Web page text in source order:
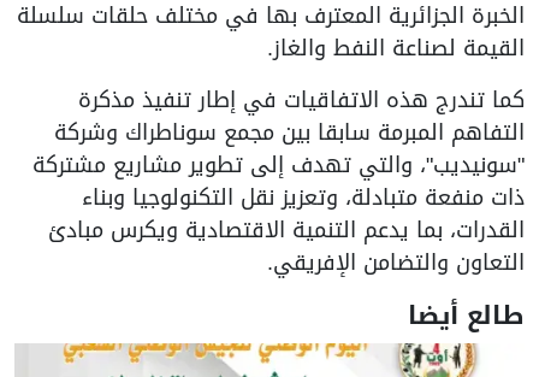
الخبرة الجزائرية المعترف بها في مختلف حلقات سلسلة
القيمة لصناعة النفط والغاز.
كما تندرج هذه الاتفاقيات في إطار تنفيذ مذكرة
التفاهم المبرمة سابقا بين مجمع سوناطراك وشركة
"سونيديب"، والتي تهدف إلى تطوير مشاريع مشتركة
ذات منفعة متبادلة، وتعزيز نقل التكنولوجيا وبناء
القدرات، بما يدعم التنمية الاقتصادية ويكرس مبادئ
التعاون والتضامن الإفريقي.
طالع أيضا